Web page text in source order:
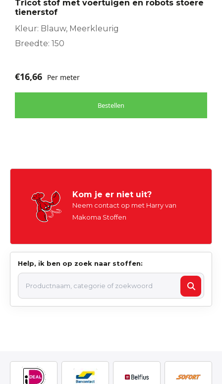
Tricot stof met voertuigen en robots stoere
tienerstof
Kleur: Blauw, Meerkleurig
Breedte: 150
€16,66 Per meter
Bestellen
Kom je er niet uit?
Neem contact op met Harry van
Makoma Stoffen
Help, ik ben op zoek naar stoffen: